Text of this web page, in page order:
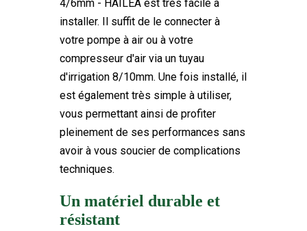
4/6mm - HAILEA est très facile à
installer. Il suffit de le connecter à
votre pompe à air ou à votre
compresseur d'air via un tuyau
d'irrigation 8/10mm. Une fois installé, il
est également très simple à utiliser,
vous permettant ainsi de profiter
pleinement de ses performances sans
avoir à vous soucier de complications
techniques.
Un matériel durable et
résistant